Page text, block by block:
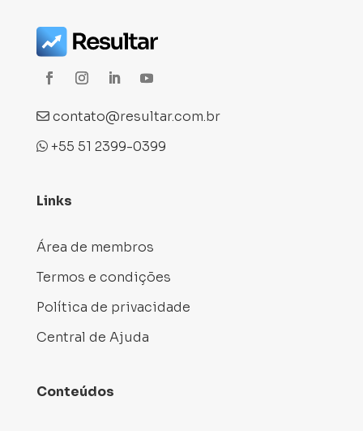
contato@resultar.com.br
+55 51 2399-0399
Links
Área de membros
Termos e condições
Política de privacidade
Central de Ajuda
Conteúdos